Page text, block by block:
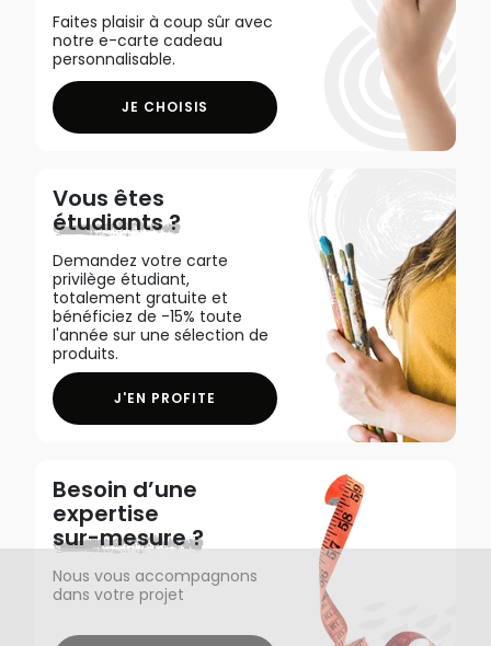
Faites plaisir à coup sûr avec
notre e-carte cadeau
personnalisable.
JE CHOISIS
Vous êtes
étudiants ?
Demandez votre carte
privilège étudiant,
totalement gratuite et
bénéficiez de -15% toute
l'année sur une sélection de
produits.
J'EN PROFITE
Besoin d’une
expertise
sur-mesure ?
Nous vous accompagnons
dans votre projet